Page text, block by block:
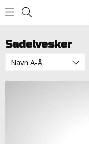
LOGG INN
Sadelvesker
Navn A-Å